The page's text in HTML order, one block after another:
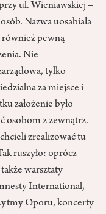
ul. Wieniawskiej –
Nazwa uosabiała
również pewną
Nie
tylko
za miejsce i
założenie było
osobom z zewnątrz.
zrealizować tu
ruszyło: oprócz
warsztaty
International,
Oporu, koncerty